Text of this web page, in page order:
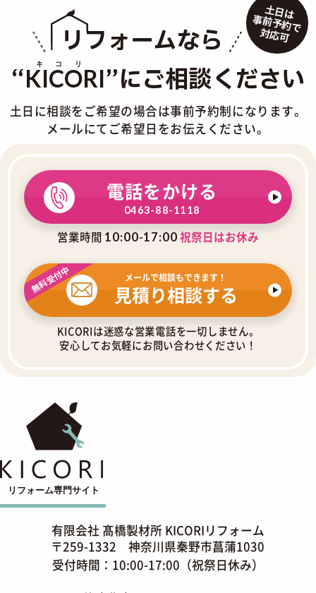
土日は
事前予約で
対応可
リフォームなら
“KICORI”にご相談ください
土日に相談をご希望の場合は事前予約制になります。
メールにてご希望日をお伝えください。
電話をかける
0463-88-1118
営業時間 10:00-17:00祝祭日はお休み
無料受付中 メールで相談もできます！
見積り相談する
KICORIは迷惑な営業電話を一切しません。
安心してお気軽にお問い合わせください！
有限会社 髙橋製材所 KICORIリフォーム
〒259-1332 神奈川県秦野市菖蒲1030
受付時間：10:00-17:00（祝祭日休み）